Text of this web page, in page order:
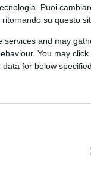
Puoi
su questo
services and may
You may
for below
con
che
non